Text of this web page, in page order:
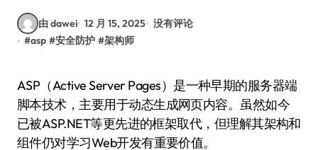
由 dawei 12 月 15, 2025 没有评论
#asp #安全防护 #架构师
ASP（Active Server Pages）是一种早期的服务器端
脚本技术，主要用于动态生成网页内容。虽然如今
已被ASP.NET等更先进的框架取代，但理解其架构和
组件仍对学习Web开发有重要价值。